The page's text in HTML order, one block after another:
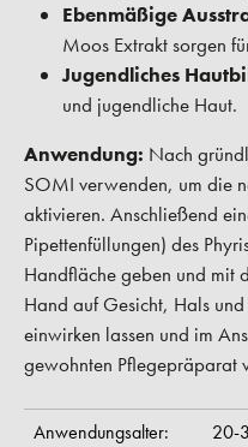
Ebenmäßige
Moos Extrakt sorgen
Jugendliches
und jugendliche Haut.
Anwendung: Nach
SOMI verwenden, um die
aktivieren. Anschließend
Pipettenfüllungen) des
Handfläche geben und mit
Hand auf Gesicht, Hals
einwirken lassen und im
gewohnten Pflegepräparat
Anwendungsalter: 20-